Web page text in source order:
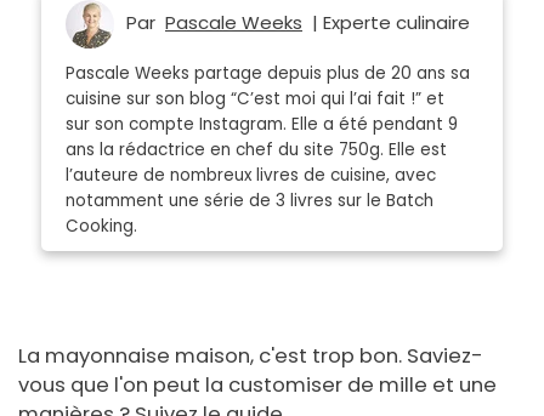
Par Pascale Weeks | Experte culinaire
Pascale Weeks partage depuis plus de 20 ans sa
cuisine sur son blog “C’est moi qui l’ai fait !” et
sur son compte Instagram. Elle a été pendant 9
ans la rédactrice en chef du site 750g. Elle est
l’auteure de nombreux livres de cuisine, avec
notamment une série de 3 livres sur le Batch
Cooking.
La mayonnaise maison, c'est trop bon. Saviez-
vous que l'on peut la customiser de mille et une